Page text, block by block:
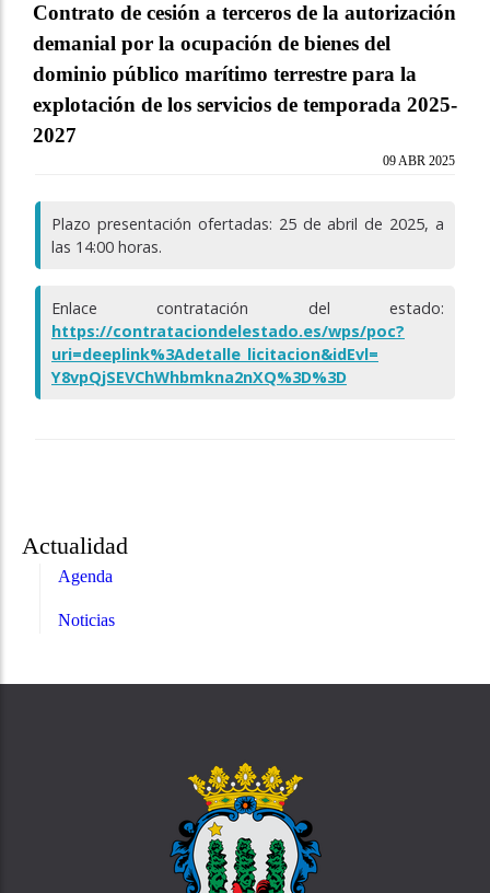
Contrato de cesión a terceros de la autorización
demanial por la ocupación de bienes del
dominio público marítimo terrestre para la
explotación de los servicios de temporada 2025-
2027
Actualidad
Agenda
Noticias
09 ABR 2025
Plazo presentación ofertadas: 25 de abril de 2025, a
las 14:00 horas.
Enlace contratación del estado:
https://contrataciondelestado.es/wps/poc?
uri=deeplink%3Adetalle_licitacion&idEvl=
Y8vpQjSEVChWhbmkna2nXQ%3D%3D